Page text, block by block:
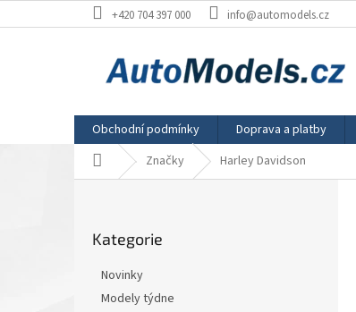
na
+420 704 397 000 info@automodels.cz
Obchodní podmínky Doprava a platby
Domů Značky Harley Davidson
kategorie
Kategorie
Novinky
Modely týdne